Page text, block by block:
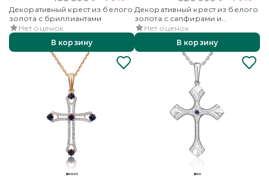
Декоративный крест из белого
золота с бриллиантами
Нет оценок
В корзину
Декоративный крест из белого
золота с сапфирами и
бриллиантами
Нет оценок
В корзину